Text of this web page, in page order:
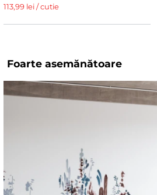
113,99 lei / cutie
Foarte asemănătoare